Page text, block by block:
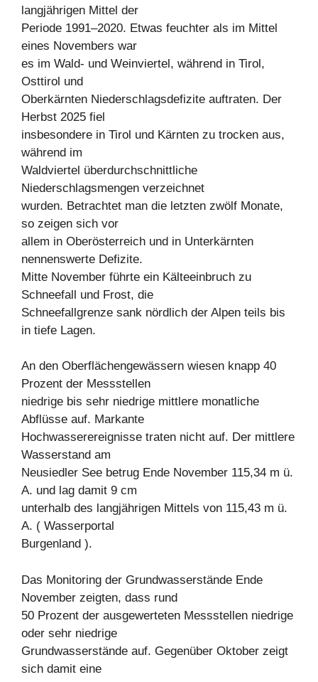
langjährigen Mittel der
Periode 1991–2020. Etwas feuchter als im Mittel
eines Novembers war
es im Wald- und Weinviertel, während in Tirol,
Osttirol und
Oberkärnten Niederschlagsdefizite auftraten. Der
Herbst 2025 fiel
insbesondere in Tirol und Kärnten zu trocken aus,
während im
Waldviertel überdurchschnittliche
Niederschlagsmengen verzeichnet
wurden. Betrachtet man die letzten zwölf Monate,
so zeigen sich vor
allem in Oberösterreich und in Unterkärnten
nennenswerte Defizite.
Mitte November führte ein Kälteeinbruch zu
Schneefall und Frost, die
Schneefallgrenze sank nördlich der Alpen teils bis
in tiefe Lagen.
An den Oberflächengewässern wiesen knapp 40
Prozent der Messstellen
niedrige bis sehr niedrige mittlere monatliche
Abflüsse auf. Markante
Hochwasserereignisse traten nicht auf. Der mittlere
Wasserstand am
Neusiedler See betrug Ende November 115,34 m ü.
A. und lag damit 9 cm
unterhalb des langjährigen Mittels von 115,43 m ü.
A. ( Wasserportal
Burgenland ).
Das Monitoring der Grundwasserstände Ende
November zeigten, dass rund
50 Prozent der ausgewerteten Messstellen niedrige
oder sehr niedrige
Grundwasserstände auf. Gegenüber Oktober zeigt
sich damit eine